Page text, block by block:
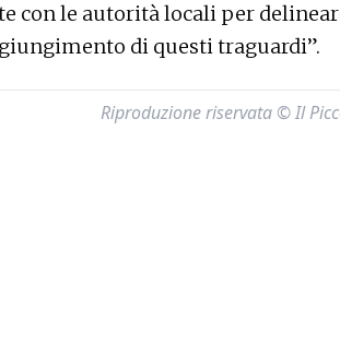
con le autorità locali per
di questi traguardi”.
Riproduzione riservata © Il